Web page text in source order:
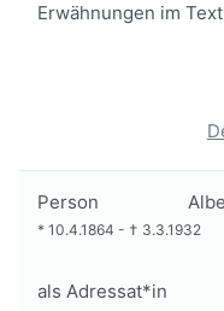
Erwähnungen im Text
Person
* 10.4.1864 - † 3.3.1932
als Adressat*in